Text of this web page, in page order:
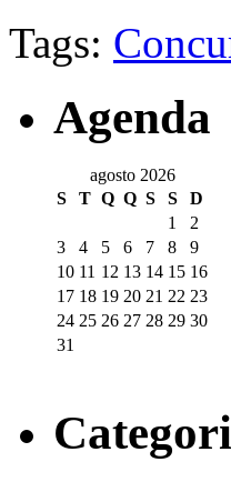
Tags:
Agenda
agosto 2026
S
T Q Q S S
D
1
2
3
4 5 6 7 8
9
10 11 12 13 14 15 16
17 18 19 20 21 22 23
24 25 26 27 28 29 30
31